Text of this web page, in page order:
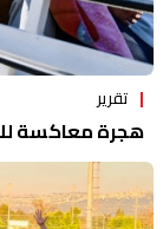
تقرير
هجرة معاكسة